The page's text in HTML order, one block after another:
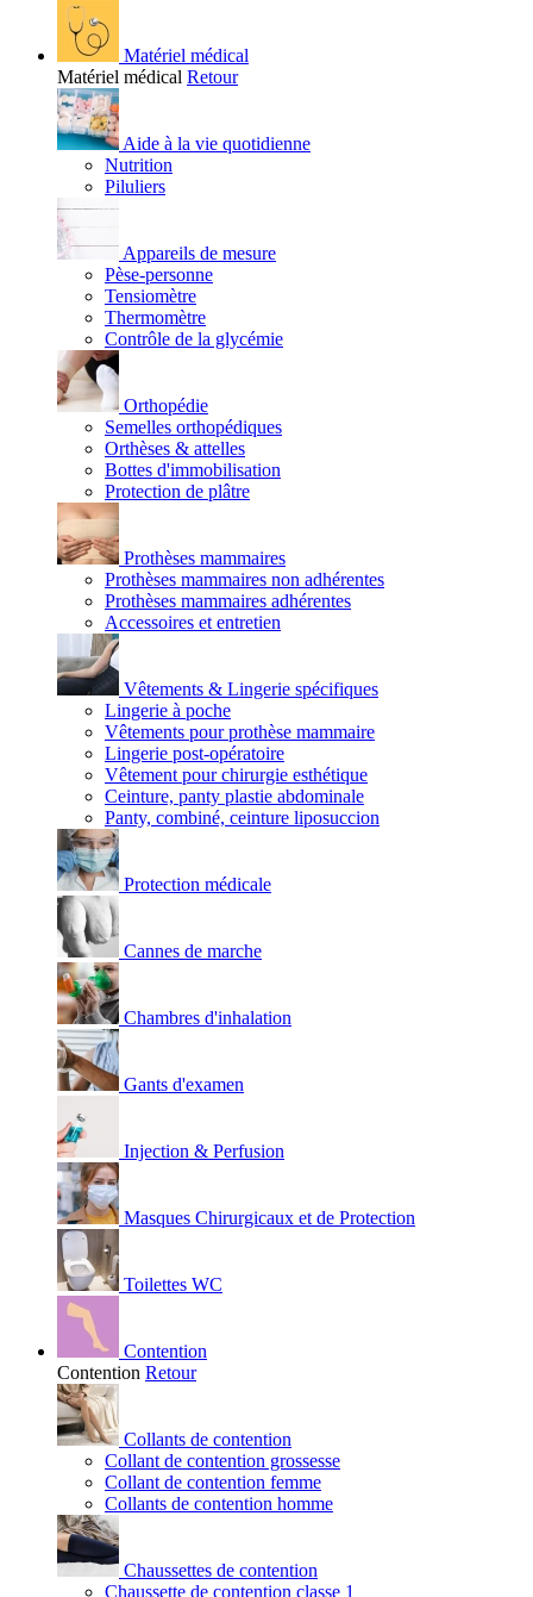
Matériel médical
Matériel médical Retour
Aide à la vie quotidienne
Nutrition
Piluliers
Appareils de mesure
Pèse-personne
Tensiomètre
Thermomètre
Contrôle de la glycémie
Orthopédie
Semelles orthopédiques
Orthèses & attelles
Bottes d'immobilisation
Protection de plâtre
Prothèses mammaires
Prothèses mammaires non adhérentes
Prothèses mammaires adhérentes
Accessoires et entretien
Vêtements & Lingerie spécifiques
Lingerie à poche
Vêtements pour prothèse mammaire
Lingerie post-opératoire
Vêtement pour chirurgie esthétique
Ceinture, panty plastie abdominale
Panty, combiné, ceinture liposuccion
Protection médicale
Cannes de marche
Chambres d'inhalation
Gants d'examen
Injection & Perfusion
Masques Chirurgicaux et de Protection
Toilettes WC
Contention
Contention Retour
Collants de contention
Collant de contention grossesse
Collant de contention femme
Collants de contention homme
Chaussettes de contention
Chaussette de contention classe 1